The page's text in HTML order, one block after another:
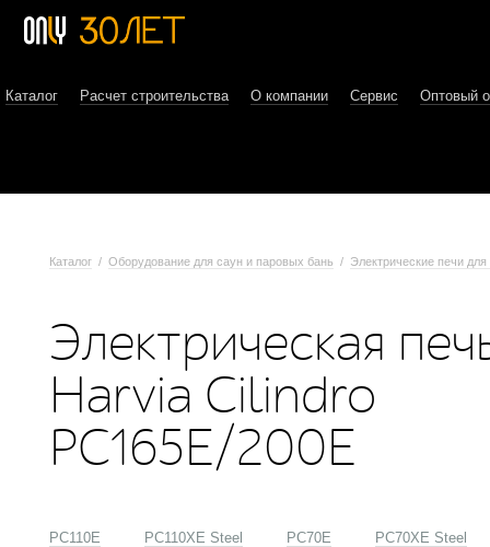
Каталог Расчет строительства О компании Сервис Оптовый
Каталог / Оборудование для саун и паровых бань / Электрические печи
Электрическая
Harvia Cilindro
PC165E/200E
PC110E PC110XE Steel PC70E PC70XE Steel